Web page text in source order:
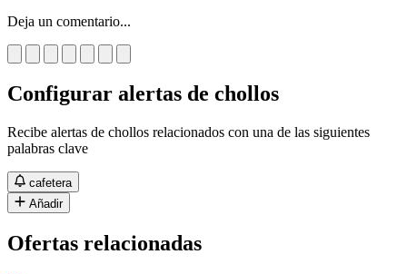
Deja un comentario...
Configurar alertas de chollos
Recibe alertas de chollos relacionados con una de las siguientes
palabras clave
cafetera
Añadir
Ofertas relacionadas